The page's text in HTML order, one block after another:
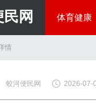
网 体育健康
情
蛟河便民网 2026-07-